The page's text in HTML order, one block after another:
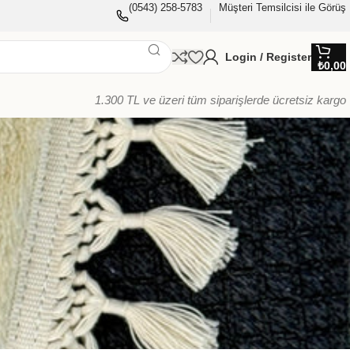
(0543) 258-5783 Müşteri Temsilcisi ile Görüş
Login / Register
₺0,00
1.300 TL ve üzeri tüm siparişlerde ücretsiz kargo